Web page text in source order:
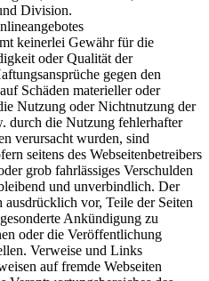
Division.
keinerlei Gewähr für die
oder Qualität der
gegen den
Schäden materieller oder
Nutzung oder Nichtnutzung der
durch die Nutzung fehlerhafter
verursacht wurden, sind
seitens des Webseitenbetreibers
grob fahrlässiges Verschulden
und unverbindlich. Der
ausdrücklich vor, Teile der Seiten
Ankündigung zu
oder die Veröffentlichung
Verweise und Links
auf fremde Webseiten